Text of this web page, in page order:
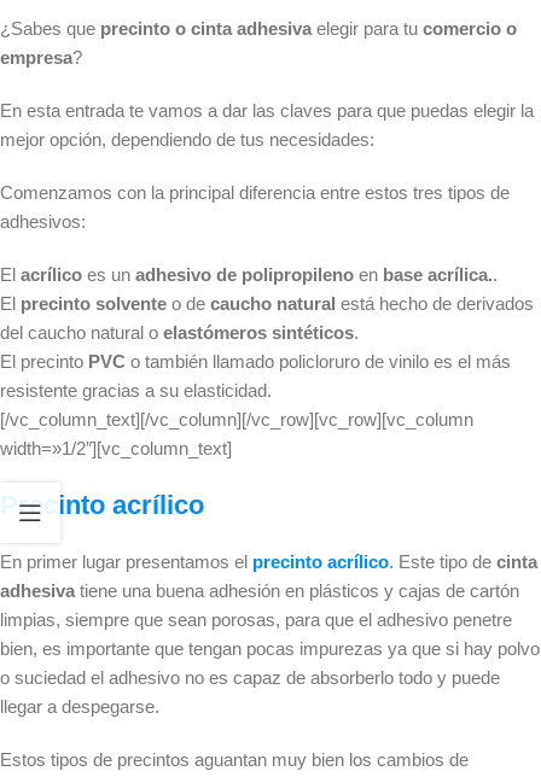
¿Sabes que precinto o cinta adhesiva elegir para tu comercio o
empresa?
En esta entrada te vamos a dar las claves para que puedas elegir la
mejor opción, dependiendo de tus necesidades:
Comenzamos con la principal diferencia entre estos tres tipos de
adhesivos:
El acrílico es un adhesivo de polipropileno en base acrílica..
El precinto solvente o de caucho natural está hecho de derivados
del caucho natural o elastómeros sintéticos.
El precinto PVC o también llamado policloruro de vinilo es el más
resistente gracias a su elasticidad.
[/vc_column_text][/vc_column][/vc_row][vc_row][vc_column
width=»1/2″][vc_column_text]
Precinto acrílico
En primer lugar presentamos el precinto acrílico. Este tipo de cinta
adhesiva tiene una buena adhesión en plásticos y cajas de cartón
limpias, siempre que sean porosas, para que el adhesivo penetre
bien, es importante que tengan pocas impurezas ya que si hay polvo
o suciedad el adhesivo no es capaz de absorberlo todo y puede
llegar a despegarse.
Estos tipos de precintos aguantan muy bien los cambios de